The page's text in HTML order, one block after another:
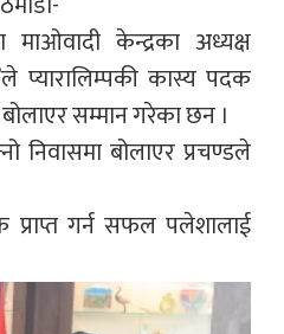
माओवादी केन्द्रका अध्यक्ष
प्यारालिम्पकी कास्य पदक
सम्मान गरेका छन ।
निवासमा बोलाएर प्रचण्डले
प्राप्त गर्न सफल पलेशालाई